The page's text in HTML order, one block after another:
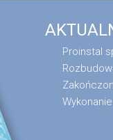
Proinstal